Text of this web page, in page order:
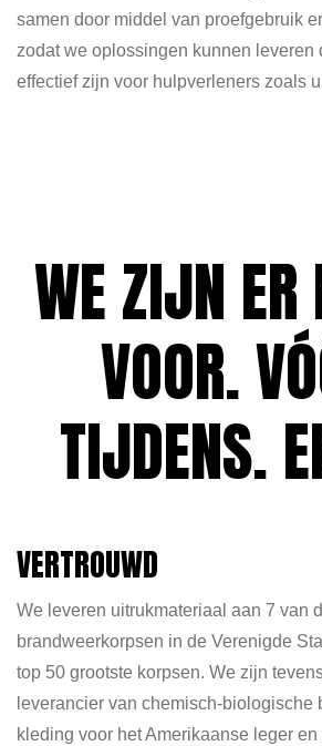
samen door middel van proefgebruik
zodat we oplossingen kunnen leveren
effectief zijn voor hulpverleners zoals
WE ZIJN ER
VOOR.
TIJDENS.
VERTROUWD
We leveren uitrukmateriaal aan 7 van
brandweerkorpsen in de Verenigde
top 50 grootste korpsen. We zijn
leverancier van chemisch-biologische
kleding voor het Amerikaanse leger